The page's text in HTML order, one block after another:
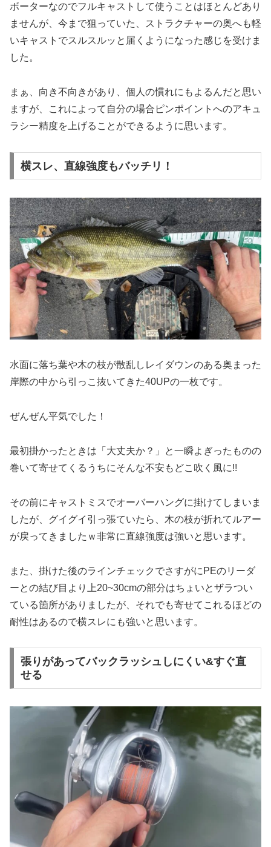
ボーターなのでフルキャストして使うことはほとんどあり
ませんが、今まで狙っていた、ストラクチャーの奥へも軽
いキャストでスルスルッと届くようになった感じを受けま
した。
まぁ、向き不向きがあり、個人の慣れにもよるんだと思い
ますが、これによって自分の場合ピンポイントへのアキュ
ラシー精度を上げることができるように思います。
横スレ、直線強度もバッチリ！
水面に落ち葉や木の枝が散乱しレイダウンのある奥まった
岸際の中から引っこ抜いてきた40UPの一枚です。
ぜんぜん平気でした！
最初掛かったときは「大丈夫か？」と一瞬よぎったものの
巻いて寄せてくるうちにそんな不安もどこ吹く風に!!
その前にキャストミスでオーバーハングに掛けてしまいま
したが、グイグイ引っ張ていたら、木の枝が折れてルアー
が戻ってきましたｗ非常に直線強度は強いと思います。
また、掛けた後のラインチェックでさすがにPEのリーダ
ーとの結び目より上20~30cmの部分はちょいとザラつい
ている箇所がありましたが、それでも寄せてこれるほどの
耐性はあるので横スレにも強いと思います。
張りがあってバックラッシュしにくい&すぐ直
せる